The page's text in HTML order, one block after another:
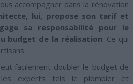
accompagner dans la rénovation
lui, propose son tarif et
sa responsabilité pour le
budget de la réalisation. Ce qui
facilement doubler le budget de
les experts tels le plombier et